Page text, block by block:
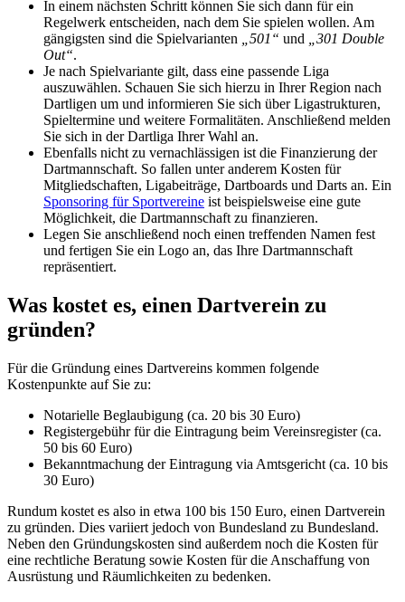
In einem nächsten Schritt können Sie sich dann für ein
Regelwerk entscheiden, nach dem Sie spielen wollen. Am
gängigsten sind die Spielvarianten „501“ und „301 Double
Out“.
Je nach Spielvariante gilt, dass eine passende Liga
auszuwählen. Schauen Sie sich hierzu in Ihrer Region nach
Dartligen um und informieren Sie sich über Ligastrukturen,
Spieltermine und weitere Formalitäten. Anschließend melden
Sie sich in der Dartliga Ihrer Wahl an.
Ebenfalls nicht zu vernachlässigen ist die Finanzierung der
Dartmannschaft. So fallen unter anderem Kosten für
Mitgliedschaften, Ligabeiträge, Dartboards und Darts an. Ein
Sponsoring für Sportvereine ist beispielsweise eine gute
Möglichkeit, die Dartmannschaft zu finanzieren.
Legen Sie anschließend noch einen treffenden Namen fest
und fertigen Sie ein Logo an, das Ihre Dartmannschaft
repräsentiert.
Was kostet es, einen Dartverein zu
gründen?
Für die Gründung eines Dartvereins kommen folgende
Kostenpunkte auf Sie zu:
Notarielle Beglaubigung (ca. 20 bis 30 Euro)
Registergebühr für die Eintragung beim Vereinsregister (ca.
50 bis 60 Euro)
Bekanntmachung der Eintragung via Amtsgericht (ca. 10 bis
30 Euro)
Rundum kostet es also in etwa 100 bis 150 Euro, einen Dartverein
zu gründen. Dies variiert jedoch von Bundesland zu Bundesland.
Neben den Gründungskosten sind außerdem noch die Kosten für
eine rechtliche Beratung sowie Kosten für die Anschaffung von
Ausrüstung und Räumlichkeiten zu bedenken.